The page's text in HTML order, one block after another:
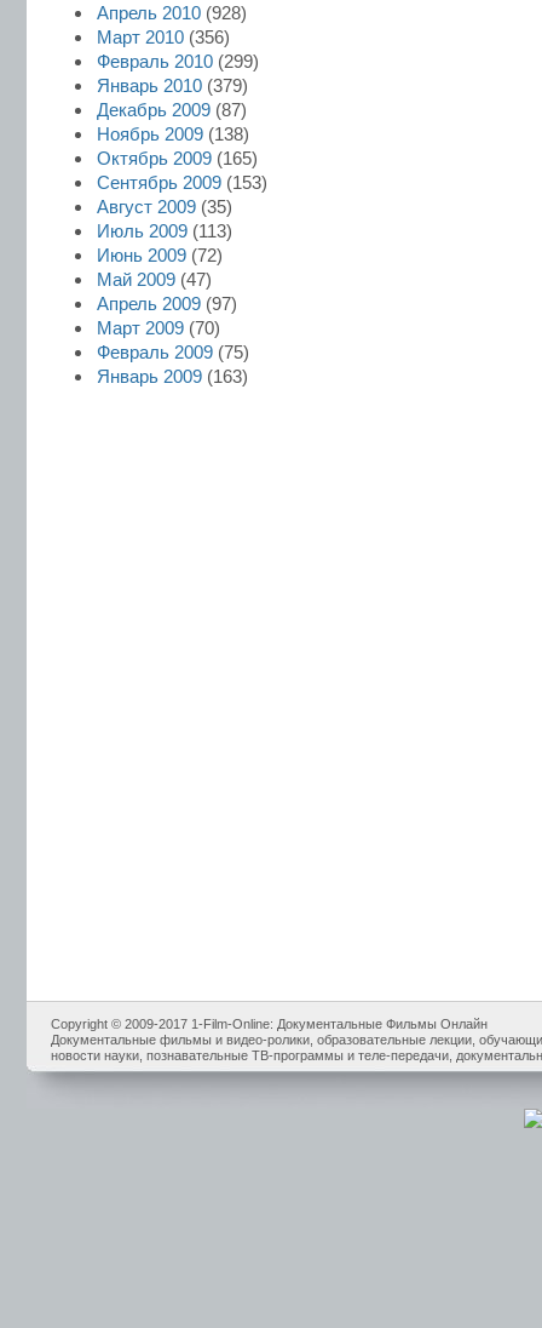
Апрель 2010 (928)
Март 2010 (356)
Февраль 2010 (299)
Январь 2010 (379)
Декабрь 2009 (87)
Ноябрь 2009 (138)
Октябрь 2009 (165)
Сентябрь 2009 (153)
Август 2009 (35)
Июль 2009 (113)
Июнь 2009 (72)
Май 2009 (47)
Апрель 2009 (97)
Март 2009 (70)
Февраль 2009 (75)
Январь 2009 (163)
Copyright © 2009-2017 1-Film-Online: Документальные Фильмы Онлайн
Документальные фильмы и видео-ролики, образовательные лекции,
новости науки, познавательные ТВ-программы и теле-передачи,